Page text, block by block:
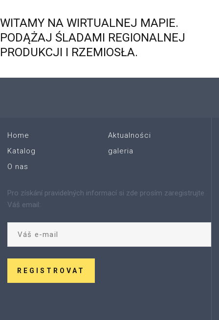
WITAMY NA WIRTUALNEJ MAPIE.
PODĄŻAJ ŚLADAMI REGIONALNEJ
PRODUKCJI I RZEMIOSŁA.
Home
Katalog
O nas
Aktualności
galeria
Pro získání pravidelných informací si zde prosím zaregistrujte
Váš email:
REGISTROVAT